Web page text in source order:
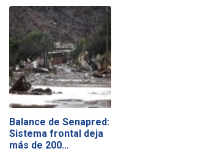
Balance de Senapred:
Sistema frontal deja
más de 200…